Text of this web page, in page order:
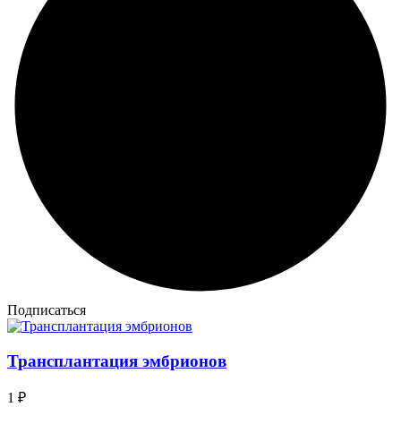
Подписаться
Трансплантация эмбрионов
1 ₽